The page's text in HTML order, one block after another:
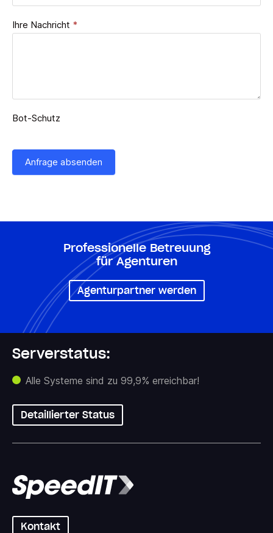
Ihre Nachricht *
Bot-Schutz
Anfrage absenden
Professionelle Betreuung
für Agenturen
Agenturpartner werden
Serverstatus:
Alle Systeme sind zu 99,9% erreichbar!
Detaillierter Status
Kontakt